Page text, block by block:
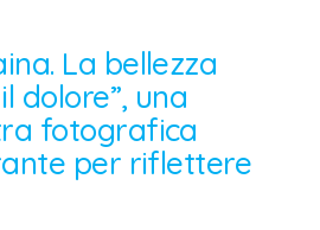
La bellezza
dolore”, una
fotografica
per riflettere